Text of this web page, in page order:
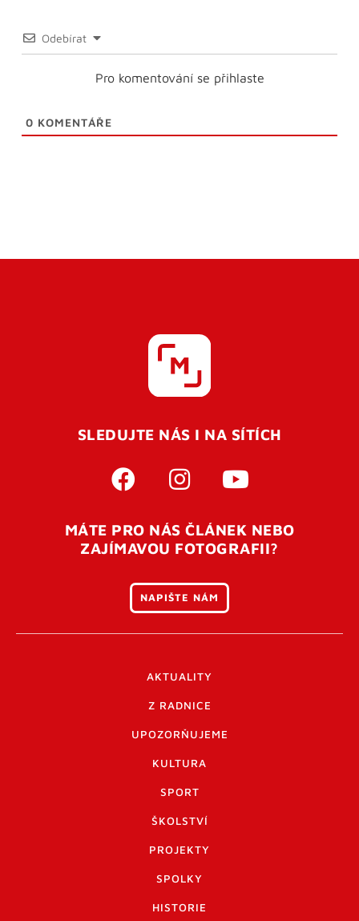
Odebírat
Pro komentování se přihlaste
0 KOMENTÁŘE
SLEDUJTE NÁS I NA SÍTÍCH
MÁTE PRO NÁS ČLÁNEK NEBO
ZAJÍMAVOU FOTOGRAFII?
NAPIŠTE NÁM
AKTUALITY
Z RADNICE
UPOZORŇUJEME
KULTURA
SPORT
ŠKOLSTVÍ
PROJEKTY
SPOLKY
HISTORIE